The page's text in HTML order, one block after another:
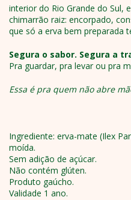
interior do Rio Grande do Sul,
chimarrão raiz: encorpado,
que só a erva bem preparada
Segura o sabor. Segura a
Pra guardar, pra levar ou pra
Essa é pra quem não abre
Ingrediente: erva-mate (Ilex
moída.
Sem adição de açúcar.
Não contém glúten.
Produto gaúcho.
Validade 1 ano.